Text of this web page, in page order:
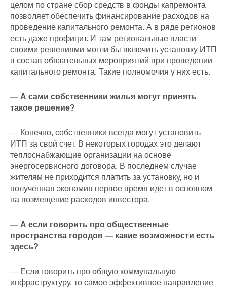
целом по стране сбор средств в фонды капремонта
позволяет обеспечить финансирование расходов на
проведение капитального ремонта. А в ряде регионов
есть даже профицит. И там региональные власти
своими решениями могли бы включить установку ИТП
в состав обязательных мероприятий при проведении
капитального ремонта. Такие полномочия у них есть.
— А сами собственники жилья могут принять
такое решение?
— Конечно, собственники всегда могут установить
ИТП за свой счет. В некоторых городах это делают
теплоснабжающие организации на основе
энергосервисного договора. В последнем случае
жителям не приходится платить за установку, но и
полученная экономия первое время идет в основном
на возмещение расходов инвестора.
— А если говорить про общественные
пространства городов — какие возможности есть
здесь?
— Если говорить про общую коммунальную
инфраструктуру, то самое эффективное направление